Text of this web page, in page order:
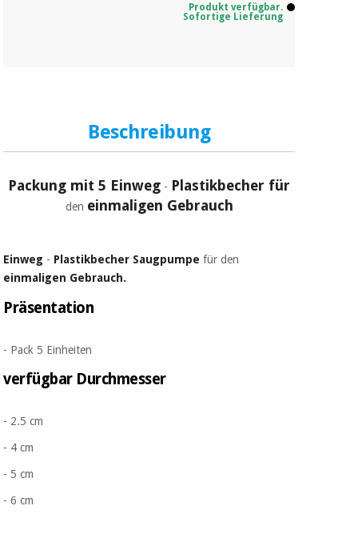
Produkt verfügbar.
Sofortige Lieferung
Beschreibung
Packung mit 5 Einweg - Plastikbecher für
den einmaligen Gebrauch
Einweg - Plastikbecher Saugpumpe für den
einmaligen Gebrauch.
Präsentation
- Pack 5 Einheiten
verfügbar Durchmesser
- 2.5 cm
- 4 cm
- 5 cm
- 6 cm